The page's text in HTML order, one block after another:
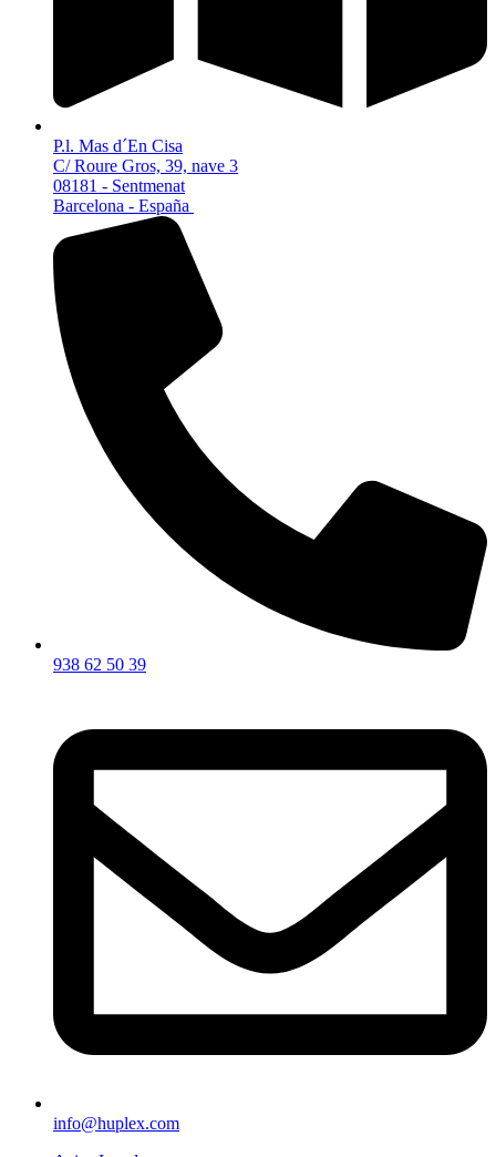
P.l. Mas d´En Cisa
C/ Roure Gros, 39, nave 3
08181 - Sentmenat
Barcelona - España
938 62 50 39
info@huplex.com